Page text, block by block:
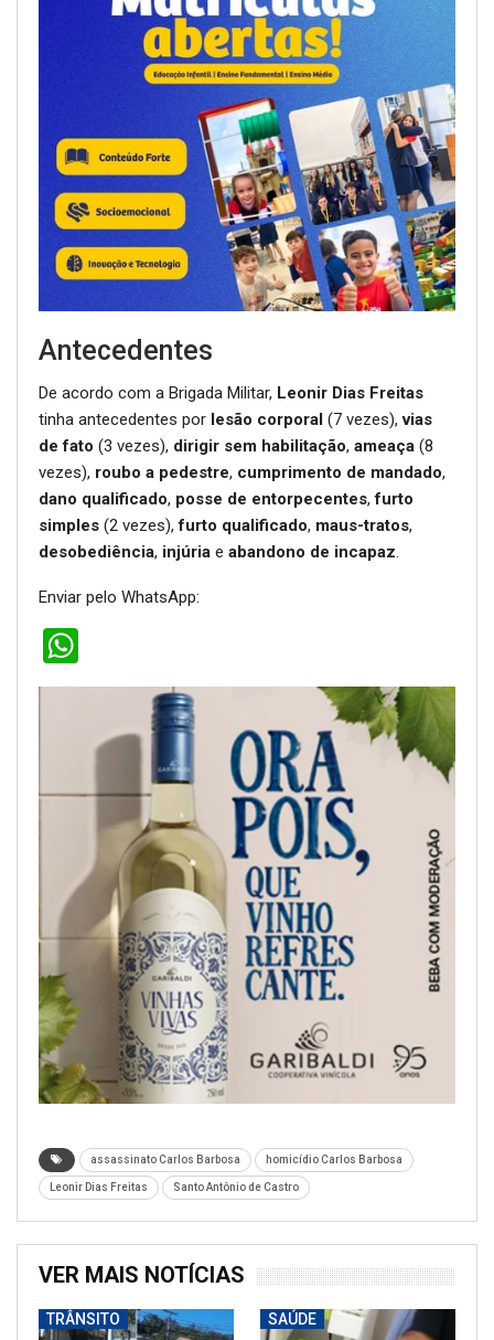
Antecedentes
De acordo com a Brigada Militar, Leonir Dias Freitas
tinha antecedentes por lesão corporal (7 vezes),vias
de fato (3 vezes), dirigir sem habilitação, ameaça (8
vezes), roubo a pedestre, cumprimento de mandado,
dano qualificado, posse de entorpecentes,furto
simples (2 vezes),furto qualificado, maus-tratos,
desobediência, injúria e abandono de incapaz.
Enviar pelo WhatsApp:
assassinato Carlos Barbosa homicídio Carlos Barbosa
Leonir Dias Freitas Santo Antônio de Castro
VER MAIS NOTÍCIAS
TRÂNSITO SAÚDE